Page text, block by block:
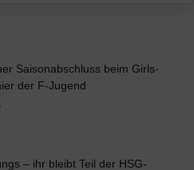
Saisonabschluss beim Girls-
der F-Jugend
– ihr bleibt Teil der HSG-